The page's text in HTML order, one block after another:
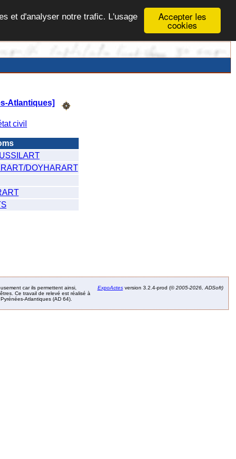
Accepter les
cookies
et d'analyser notre trafic. L'usage
Atlantiques]
civil
DOYHARART
car ils permettent ainsi,
Ce travail de relevé est réalisé à
Atlantiques (AD 64).
ExpoActesversion 3.2.4-prod (©2005-2026, ADSoft)